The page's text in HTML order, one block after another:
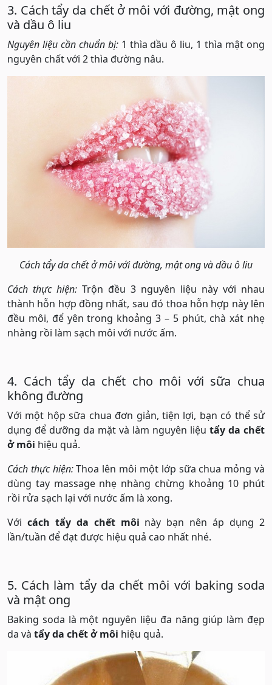
3. Cách tẩy da chết ở môi với đường, mật ong
và dầu ô liu
Nguyên liệu cần chuẩn bị:1 thìa dầu ô liu, 1 thìa mật ong
nguyên chất với 2 thìa đường nâu.
Cách tẩy da chết ở môi với đường, mật ong và dầu ô liu
Cách thực hiện: Trộn đều 3 nguyên liệu này với nhau
thành hỗn hợp đồng nhất, sau đó thoa hỗn hợp này lên
đều môi, để yên trong khoảng 3 – 5 phút, chà xát nhẹ
nhàng rồi làm sạch môi với nước ấm.
4. Cách tẩy da chết cho môi với sữa chua
không đường
Với một hộp sữa chua đơn giản, tiện lợi, bạn có thể sử
dụng để dưỡng da mặt và làm nguyên liệu tẩy da chết
ở môi hiệu quả.
Cách thực hiện:Thoa lên môi một lớp sữa chua mỏng và
dùng tay massage nhẹ nhàng chừng khoảng 10 phút
rồi rửa sạch lại với nước ấm là xong.
Với cách tẩy da chết môi này bạn nên áp dụng 2
lần/tuần để đạt được hiệu quả cao nhất nhé.
5. Cách làm tẩy da chết môi với baking soda
và mật ong
Baking soda là một nguyên liệu đa năng giúp làm đẹp
da và tẩy da chết ở môi hiệu quả.